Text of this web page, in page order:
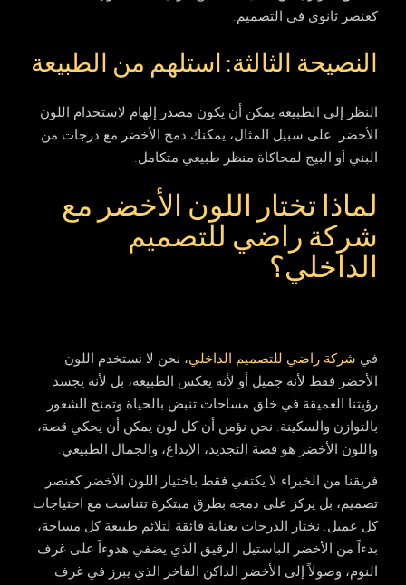
كعنصر ثانوي في التصميم.
النصيحة الثالثة: استلهم من الطبيعة
النظر إلى الطبيعة يمكن أن يكون مصدر إلهام لاستخدام اللون
الأخضر. على سبيل المثال، يمكنك دمج الأخضر مع درجات من
البني أو البيج لمحاكاة منظر طبيعي متكامل.
لماذا تختار اللون الأخضر مع
شركة راضي للتصميم
الداخلي؟
في شركة راضي للتصميم الداخلي، نحن لا نستخدم اللون
الأخضر فقط لأنه جميل أو لأنه يعكس الطبيعة، بل لأنه يجسد
رؤيتنا العميقة في خلق مساحات تنبض بالحياة وتمنح الشعور
بالتوازن والسكينة. نحن نؤمن أن كل لون يمكن أن يحكي قصة،
واللون الأخضر هو قصة التجديد، الإبداع، والجمال الطبيعي.
فريقنا من الخبراء لا يكتفي فقط باختيار اللون الأخضر كعنصر
تصميم، بل يركز على دمجه بطرق مبتكرة تتناسب مع احتياجات
كل عميل. نختار الدرجات بعناية فائقة لتلائم طبيعة كل مساحة،
بدءاً من الأخضر الباستيل الرقيق الذي يضفي هدوءاً على غرف
النوم، وصولاً إلى الأخضر الداكن الفاخر الذي يبرز في غرف